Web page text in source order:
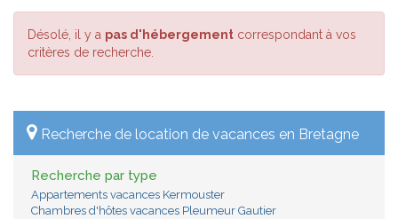
Désolé, il y a pas d'hébergement correspondant à vos
critères de recherche.
Recherche de location de vacances en Bretagne
Recherche par type
Appartements vacances Kermouster
Chambres d'hôtes vacances Pleumeur Gautier